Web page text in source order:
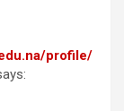
profile/